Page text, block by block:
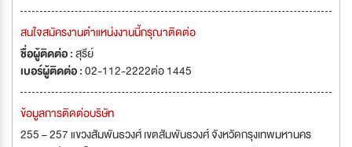
สนใจสมัครงานตำแหน่งงานนี้กรุณาติดต่อ
ชื่อผู้ติดต่อ :สุรีย์
เบอร์ผู้ติดต่อ :02-112-2222ต่อ 1445
ข้อมูลการติดต่อบริษัท
255 – 257 แขวงสัมพันธวงศ์ เขตสัมพันธวงศ์ จังหวัดกรุงเทพมหานคร